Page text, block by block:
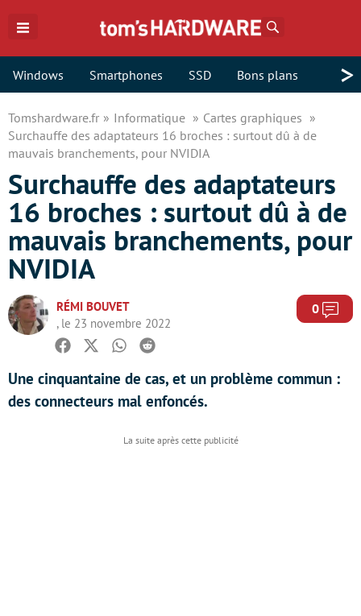
Windows Smartphones SSD Bons plans >
Tomshardware.fr Informatique
Cartes graphiques
Surchauffe des adaptateurs 16 broches : surtout dû à de
mauvais branchements, pour NVIDIA
Surchauffe des adaptateurs
16 broches : surtout dû à de
mauvais branchements, pour
NVIDIA
RÉMI BOUVET
, le 23 novembre 2022
0
Facebook
TwitterWhatsapp
Reddit
Une cinquantaine de cas, et un problème commun :
des connecteurs mal enfoncés.